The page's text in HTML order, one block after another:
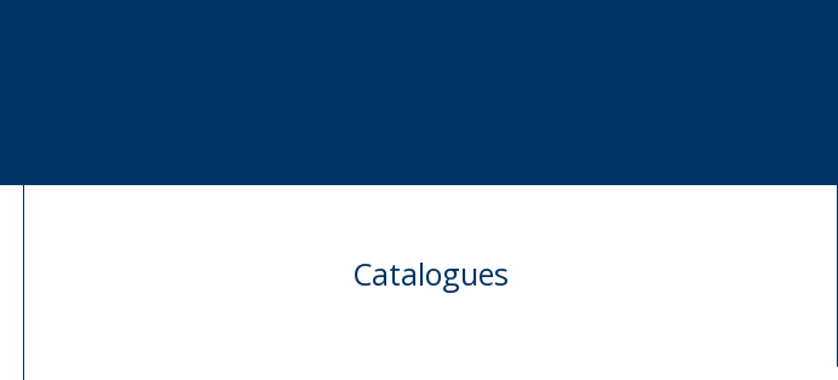
Catalogues